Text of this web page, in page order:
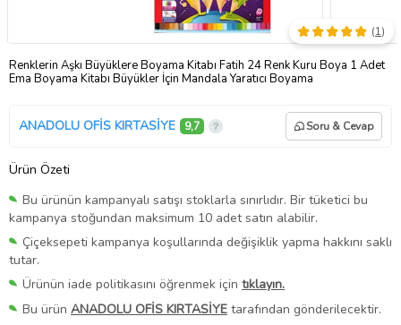
Renklerin Aşkı Büyüklere Boyama Kitabı Fatih 24 Renk Kuru Boya 1 Adet
Ema Boyama Kitabı Büyükler İçin Mandala Yaratıcı Boyama
(1)
ANADOLU OFİS KIRTASİYE 9,7 Soru & Cevap
Ürün Özeti
Bu ürünün kampanyalı satışı stoklarla sınırlıdır. Bir tüketici bu
kampanya stoğundan maksimum 10 adet satın alabilir.
Çiçeksepeti kampanya koşullarında değişiklik yapma hakkını saklı
tutar.
Ürünün iade politikasını öğrenmek için tıklayın.
Bu ürün ANADOLU OFİS KIRTASİYE tarafından gönderilecektir.